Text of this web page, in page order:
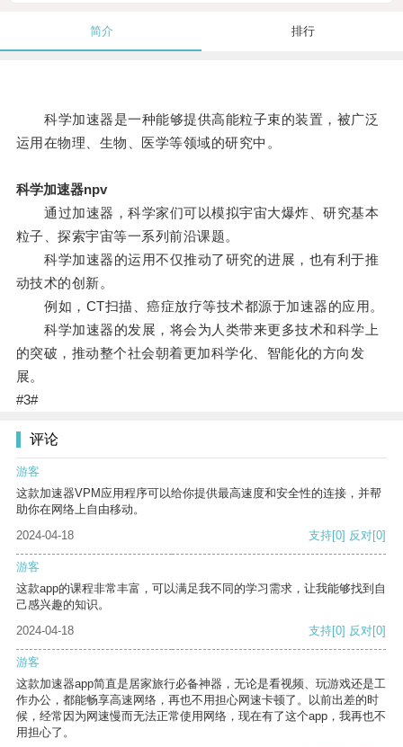
简介 排行
科学加速器是一种能够提供高能粒子束的装置，被广泛
运用在物理、生物、医学等领域的研究中。
科学加速器npv
通过加速器，科学家们可以模拟宇宙大爆炸、研究基本
粒子、探索宇宙等一系列前沿课题。
科学加速器的运用不仅推动了研究的进展，也有利于推
动技术的创新。
例如，CT扫描、癌症放疗等技术都源于加速器的应用。
科学加速器的发展，将会为人类带来更多技术和科学上
的突破，推动整个社会朝着更加科学化、智能化的方向发
展。
#3#
评论
游客
这款加速器VPM应用程序可以给你提供最高速度和安全性的连接，并帮
助你在网络上自由移动。
2024-04-18
支持[0] 反对[0]
游客
这款app的课程非常丰富，可以满足我不同的学习需求，让我能够找到自
己感兴趣的知识。
2024-04-18
支持[0] 反对[0]
游客
这款加速器app简直是居家旅行必备神器，无论是看视频、玩游戏还是工
作办公，都能畅享高速网络，再也不用担心网速卡顿了。以前出差的时
候，经常因为网速慢而无法正常使用网络，现在有了这个app，我再也不
用担心了。